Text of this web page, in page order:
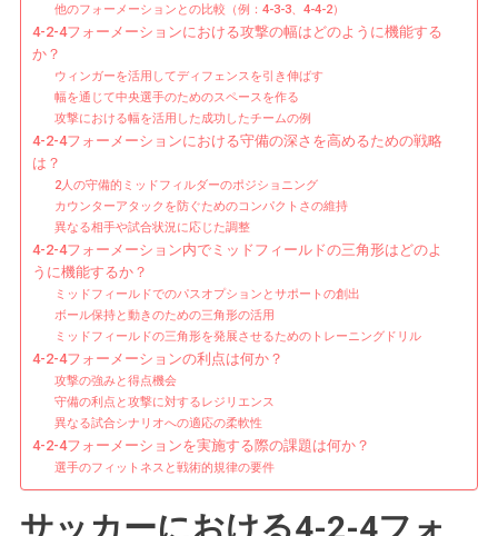
他のフォーメーションとの比較（例：4-3-3、4-4-2）
4-2-4フォーメーションにおける攻撃の幅はどのように機能する
か？
ウィンガーを活用してディフェンスを引き伸ばす
幅を通じて中央選手のためのスペースを作る
攻撃における幅を活用した成功したチームの例
4-2-4フォーメーションにおける守備の深さを高めるための戦略
は？
2人の守備的ミッドフィルダーのポジショニング
カウンターアタックを防ぐためのコンパクトさの維持
異なる相手や試合状況に応じた調整
4-2-4フォーメーション内でミッドフィールドの三角形はどのよ
うに機能するか？
ミッドフィールドでのパスオプションとサポートの創出
ボール保持と動きのための三角形の活用
ミッドフィールドの三角形を発展させるためのトレーニングドリル
4-2-4フォーメーションの利点は何か？
攻撃の強みと得点機会
守備の利点と攻撃に対するレジリエンス
異なる試合シナリオへの適応の柔軟性
4-2-4フォーメーションを実施する際の課題は何か？
選手のフィットネスと戦術的規律の要件
サッカーにおける4-2-4フォ